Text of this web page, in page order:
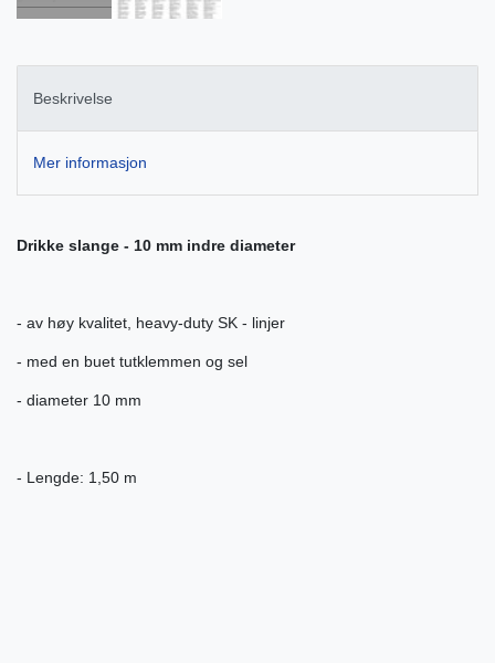
Beskrivelse
Mer informasjon
Drikke slange - 10 mm indre diameter
- av høy kvalitet, heavy-duty SK - linjer
- med en buet tutklemmen og sel
- diameter 10 mm
- Lengde: 1,50 m